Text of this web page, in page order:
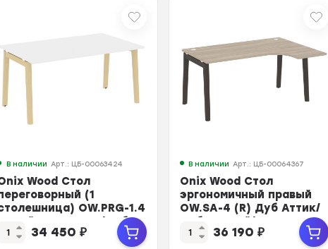
В наличии Арт.: ЦБ-00063424
Wood Стол
(1
OW.PRG-1.4
Белый Бриллиант/Дуб
Све...
34 450 ₽
В наличии Арт.: ЦБ-00064367
Onix Wood Стол
эргономичный правый
OW.SA-4 (R) Дуб Аттик/
Дуб Темный/Металл Ан...
36 190₽